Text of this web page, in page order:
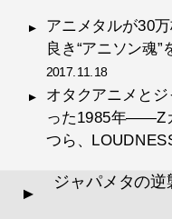
アニメタルが30
良き“アニソン魂
2017.11.18
オタクアニメと
った1985年――Z
つら、
▲
ジャパメタの